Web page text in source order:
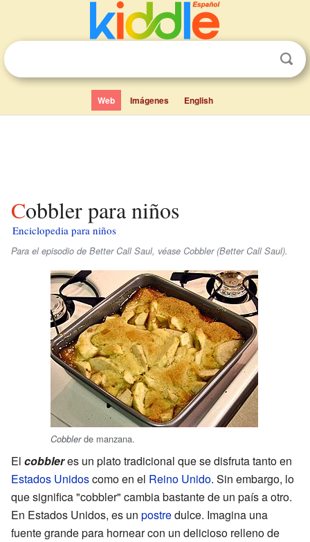
Web Imágenes English
Cobbler para niños
Enciclopedia para niños
Para el episodio de Better Call Saul, véase Cobbler (Better Call Saul).
Cobblerde manzana.
El cobbleres un plato tradicional que se disfruta tanto en
Estados Unidoscomo en el Reino Unido. Sin embargo, lo
que significa "cobbler" cambia bastante de un país a otro.
En Estados Unidos, es un postredulce. Imagina una
fuente grande para hornear con un delicioso relleno de